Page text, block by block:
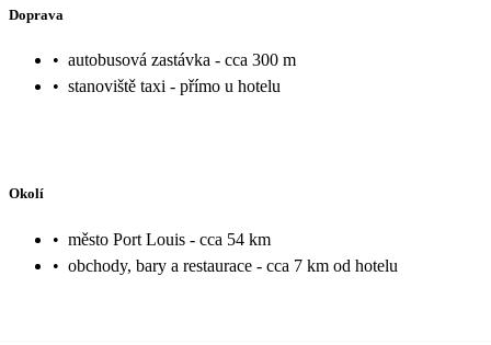
Doprava
• autobusová zastávka - cca 300 m
• stanoviště taxi - přímo u hotelu
Okolí
• město Port Louis - cca 54 km
• obchody, bary a restaurace - cca 7 km od hotelu